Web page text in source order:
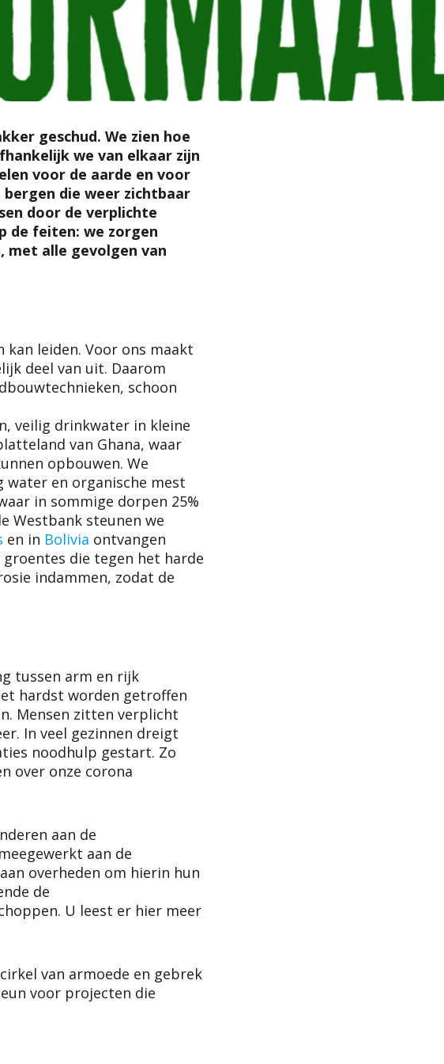
geschud. We zien hoe
we van elkaar zijn
voor de aarde en voor
die weer zichtbaar
door de verplichte
de feiten: we zorgen
met alle gevolgen van
kan leiden. Voor ons maakt
deel van uit. Daarom
schoon
veilig drinkwater in kleine
van Ghana, waar
opbouwen. We
en organische mest
in sommige dorpen 25%
Westbank steunen we
en in Bolivia ontvangen
die tegen het harde
indammen, zodat de
tussen arm en rijk
hardst worden getroffen
Mensen zitten verplicht
In veel gezinnen dreigt
noodhulp gestart. Zo
over onze corona
aan de
aan de
overheden om hierin hun
de
U leest er hier meer
van armoede en gebrek
voor projecten die